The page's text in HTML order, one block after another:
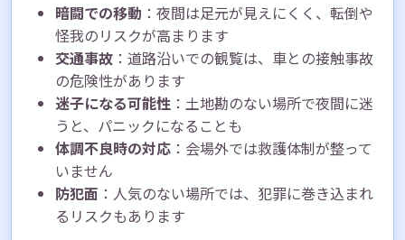
暗闘での移動 ：夜間は足元が見えにくく、転倒や
怪我のリスクが高まります
交通事故 ：道路沿いでの観覧は、車との接触事故
の危険性があります
迷子になる可能性 ：土地勘のない場所で夜間に迷
うと、パニックになることも
体調不良時の対応 ：会場外では救護体制が整って
いません
防犯面 ：人気のない場所では、犯罪に巻き込まれ
るリスクもあります